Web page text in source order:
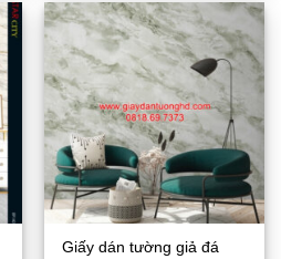
Giấy dán tường giả đá